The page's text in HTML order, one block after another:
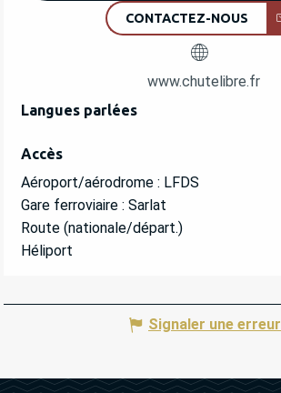
CONTACTEZ-NOUS
www.chutelibre.fr
Langues parlées
Langues parlées
Accès
Accès
Aéroport/aérodrome : LFDS
Gare ferroviaire : Sarlat
Route (nationale/départ.)
Héliport
Signaler une erreur